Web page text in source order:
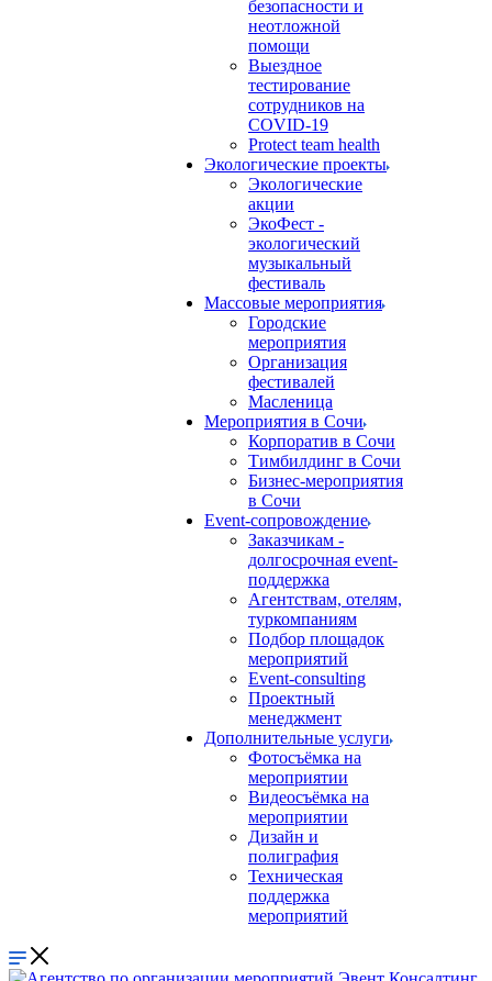
безопасности и
неотложной
помощи
Выездное
тестирование
сотрудников на
COVID-19
Protect team health
Экологические проекты
Экологические
акции
ЭкоФест -
экологический
музыкальный
фестиваль
Массовые мероприятия
Городские
мероприятия
Организация
фестивалей
Масленица
Мероприятия в Сочи
Корпоратив в Сочи
Тимбилдинг в Сочи
Бизнес-мероприятия
в Сочи
Event-сопровождение
Заказчикам -
долгосрочная event-
поддержка
Агентствам, отелям,
туркомпаниям
Подбор площадок
мероприятий
Event-consulting
Проектный
менеджмент
Дополнительные услуги
Фотосъёмка на
мероприятии
Видеосъёмка на
мероприятии
Дизайн и
полиграфия
Техническая
поддержка
мероприятий